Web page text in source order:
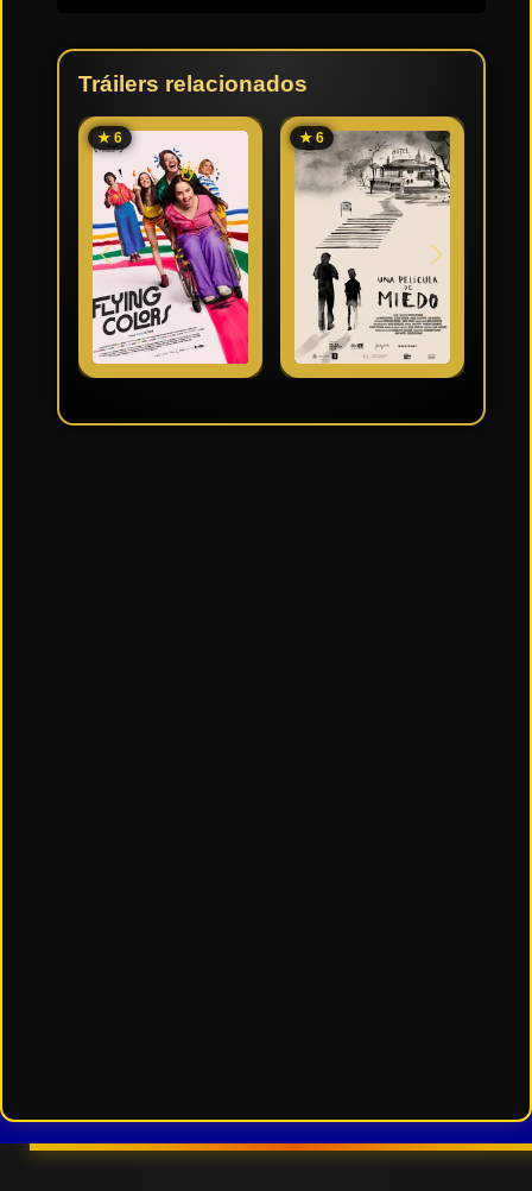
Tráilers relacionados
★ 6 ★ 6